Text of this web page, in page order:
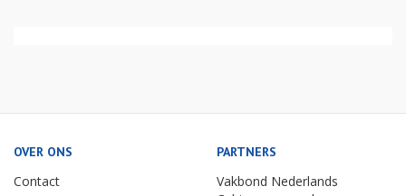
OVER ONS
Contact
PARTNERS
Vakbond Nederlands